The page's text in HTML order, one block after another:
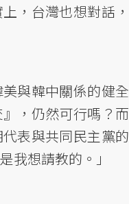
，台灣也想對話，
美與韓中關係的健全
，仍然可行嗎？而
表與共同民主黨的
我想請教的。」